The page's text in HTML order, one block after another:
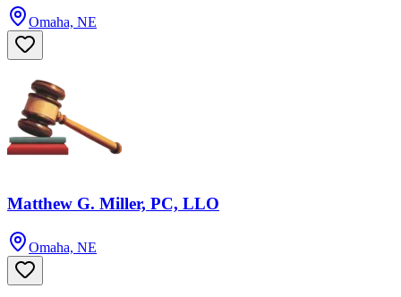
Omaha, NE
Matthew G. Miller, PC, LLO
Omaha, NE